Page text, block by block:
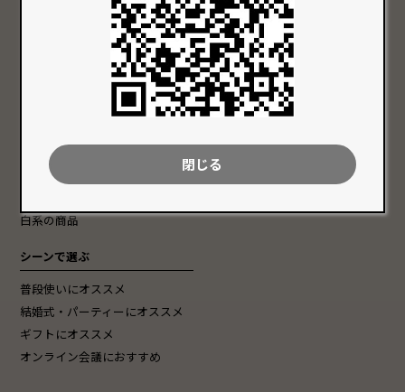
閉じる
特徴から探す
緑系の商品
黄系の商品
白系の商品
価格で選ぶ
〜 10,000円 以内
10,001円 〜 20,000円以内
シーンで選ぶ
普段使いにオススメ
結婚式・パーティーにオススメ
ギフトにオススメ
オンライン会議におすすめ